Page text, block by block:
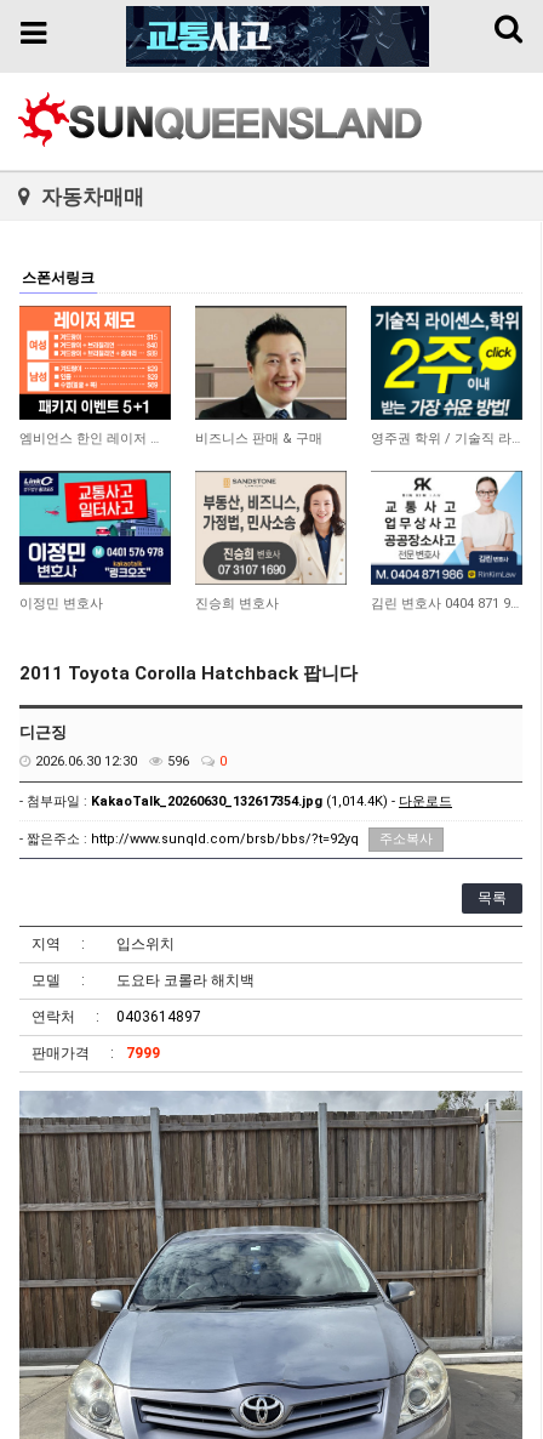
Toggle
Toggle
자동차매매
스폰서링크
3,772 엠비언스 한인 레이저 클리닉 5,859
비즈니스 판매 & 구매 20,753 영주권 학위 / 기술직 라이센스 최소2주안에 받기! (요리, 페인팅, 용접, 차일드케어 등…
10,969
이정민 변호사 10,720
진승희 변호사 12,926 김린 변호사 0404 871 986
2011 Toyota Corolla Hatchback 팝니다
디근징
2026.06.30 12:30 596 0
- 첨부파일 : KakaoTalk_20260630_132617354.jpg (1,014.4K) - 다운로드
- 짧은주소 : http://www.sunqld.com/brsb/bbs/?t=92yq 주소복사
목록
지역 입스위치
모델 도요타 코롤라 해치백
연락처 0403614897
판매가격 7999